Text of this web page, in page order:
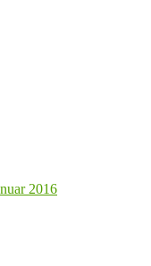
2016